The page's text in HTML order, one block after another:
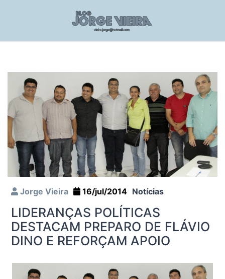
Jorge Vieira 16/jul/2014 Notícias
LIDERANÇAS POLÍTICAS
DESTACAM PREPARO DE FLÁVIO
DINO E REFORÇAM APOIO